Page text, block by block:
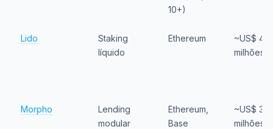
10+)
Lido
Staking
líquido
Ethereum
~US$ 40
milhões
Morpho
Lending
modular
Ethereum,
Base
~US$ 30
milhões